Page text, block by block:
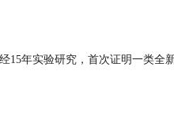
15年实验研究，首次证明一类全